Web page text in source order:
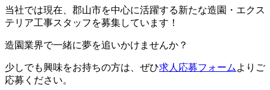
当社では現在、郡山市を中心に活躍する新たな造園・エクス
テリア工事スタッフを募集しています！
造園業界で一緒に夢を追いかけませんか？
少しでも興味をお持ちの方は、ぜひ求人応募フォームよりご
応募ください。